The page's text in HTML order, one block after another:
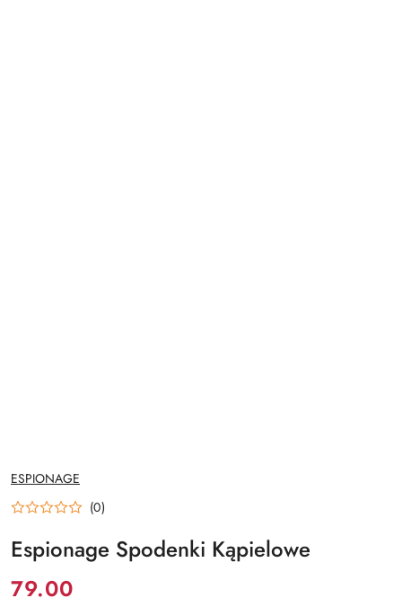
NAZWA
PRODUCENTA:
ESPIONAGE
(0)
Espionage Spodenki Kąpielowe
Cena:
79.00